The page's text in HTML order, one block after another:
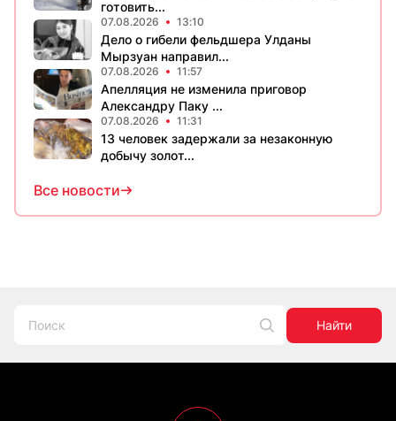
готовить...
07.08.2026 13:10
Дело о гибели фельдшера Улданы
Мырзуан направил...
07.08.2026 11:57
Апелляция не изменила приговор
Александру Паку ...
07.08.2026 11:31
13 человек задержали за незаконную
добычу золот...
Все новости
Найти